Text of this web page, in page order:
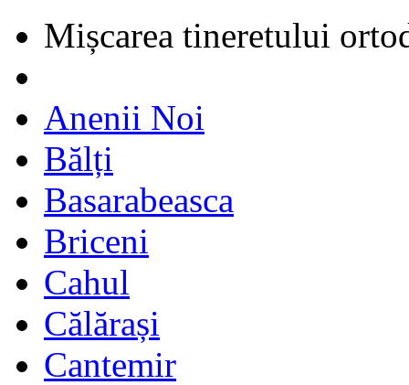
Mișcarea tineretului
Anenii Noi
Bălți
Basarabeasca
Briceni
Cahul
Călărași
Cantemir